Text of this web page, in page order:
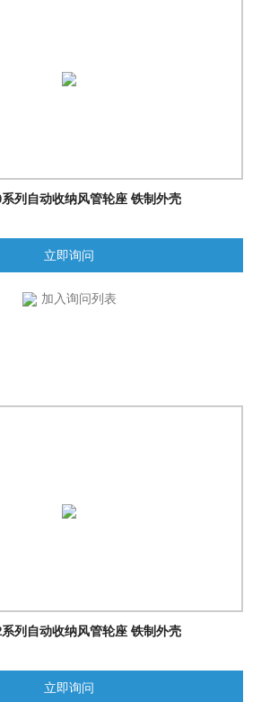
列自动收纳风管轮座 铁制外壳
立即询问
加入询问列表
列自动收纳风管轮座 铁制外壳
立即询问